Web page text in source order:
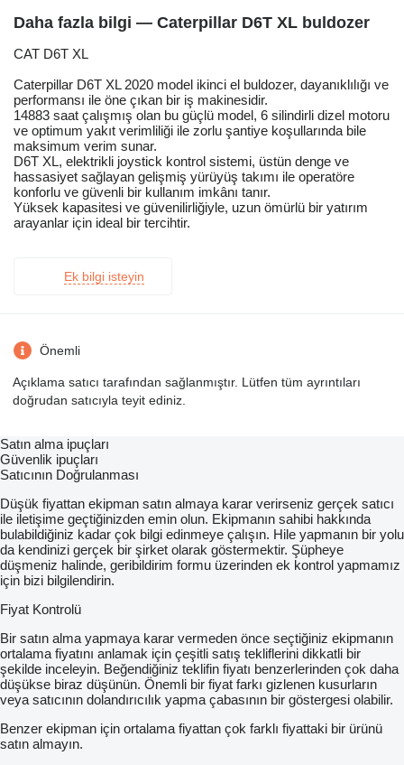
Daha fazla bilgi — Caterpillar D6T XL buldozer
CAT D6T XL
Caterpillar D6T XL 2020 model ikinci el buldozer, dayanıklılığı ve
performansı ile öne çıkan bir iş makinesidir.
14883 saat çalışmış olan bu güçlü model, 6 silindirli dizel motoru
ve optimum yakıt verimliliği ile zorlu şantiye koşullarında bile
maksimum verim sunar.
D6T XL, elektrikli joystick kontrol sistemi, üstün denge ve
hassasiyet sağlayan gelişmiş yürüyüş takımı ile operatöre
konforlu ve güvenli bir kullanım imkânı tanır.
Yüksek kapasitesi ve güvenilirliğiyle, uzun ömürlü bir yatırım
arayanlar için ideal bir tercihtir.
Ek bilgi isteyin
Önemli
Açıklama satıcı tarafından sağlanmıştır. Lütfen tüm ayrıntıları
doğrudan satıcıyla teyit ediniz.
Satın alma ipuçları
Güvenlik ipuçları
Satıcının Doğrulanması
Düşük fiyattan ekipman satın almaya karar verirseniz gerçek satıcı
ile iletişime geçtiğinizden emin olun. Ekipmanın sahibi hakkında
bulabildiğiniz kadar çok bilgi edinmeye çalışın. Hile yapmanın bir yolu
da kendinizi gerçek bir şirket olarak göstermektir. Şüpheye
düşmeniz halinde, geribildirim formu üzerinden ek kontrol yapmamız
için bizi bilgilendirin.
Fiyat Kontrolü
Bir satın alma yapmaya karar vermeden önce seçtiğiniz ekipmanın
ortalama fiyatını anlamak için çeşitli satış tekliflerini dikkatli bir
şekilde inceleyin. Beğendiğiniz teklifin fiyatı benzerlerinden çok daha
düşükse biraz düşünün. Önemli bir fiyat farkı gizlenen kusurların
veya satıcının dolandırıcılık yapma çabasının bir göstergesi olabilir.
Benzer ekipman için ortalama fiyattan çok farklı fiyattaki bir ürünü
satın almayın.